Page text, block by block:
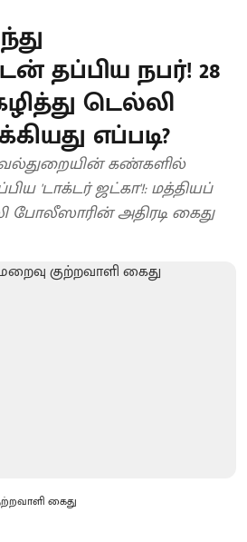
தப்பிய நபர்! 28
டெல்லி
எப்படி?
கண்களில்
'டாக்டர் ஜட்கா'!: மத்தியப்
போலீஸாரின் அதிரடி கைது
கைது